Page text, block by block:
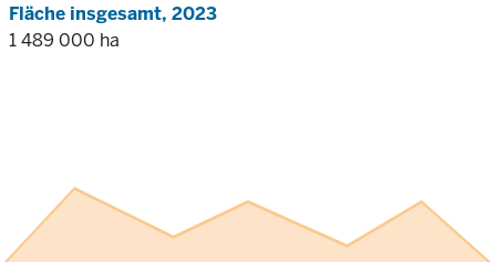
Fläche insgesamt, 2023
1 489 000 ha